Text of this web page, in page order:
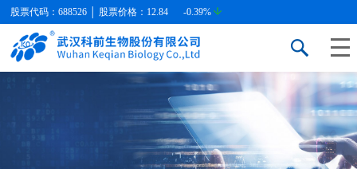
股票代码：688526 │ 股票价格： 12.84 -0.39%